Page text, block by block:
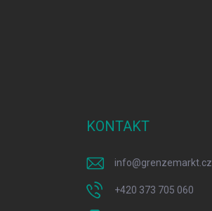
KONTAKT
info@grenzemarkt.cz
+420 373 705 060